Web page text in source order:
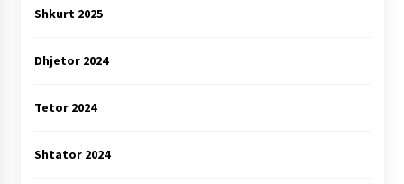
Shkurt 2025
Dhjetor 2024
Tetor 2024
Shtator 2024